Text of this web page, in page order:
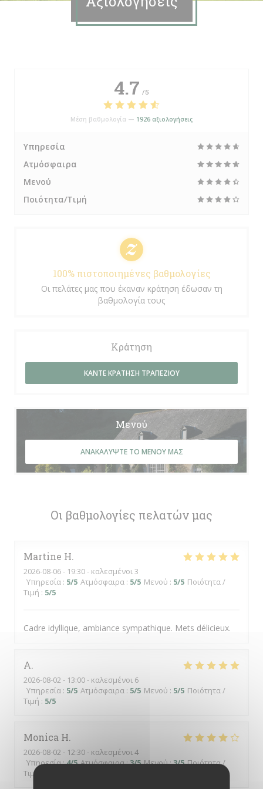
Οι βαθμολογίες πελατών μας
Martine H
2026-08-06- 19:30 - καλεσμένοι 3
Υπηρεσία : 5/5 Ατμόσφαιρα : 5/5 Μενού : 5/5 Ποιότητα /
Τιμή : 5/5
Cadre idyllique, ambiance sympathique. Mets délicieux.
A
2026-08-02- 13:00 - καλεσμένοι 6
Υπηρεσία : 5/5 Ατμόσφαιρα : 5/5 Μενού : 5/5 Ποιότητα /
Τιμή : 5/5
Monica H
2026-08-02 - 12:30 - καλεσμένοι 4
Υπηρεσία:4/5 Ατμόσφαιρα:3/5 Μενού:3/5 Ποιότητα /
Τιμή
4.7 /5
Μέση βαθμολογία — 1926 αξιολογήσεις
Υπηρεσία
Ατμόσφαιρα
Μενού
Ποιότητα/Τιμή
100% πιστοποιημένες βαθμολογίες
Οι πελάτες μας που έκαναν κράτηση έδωσαν τη
βαθμολογία τους
Κράτηση
ΚΆΝΤΕ ΚΡΆΤΗΣΗ ΤΡΑΠΕΖΙΟΎ
Μενού
ΑΝΑΚΑΛΎΨΤΕ ΤΟ ΜΕΝΟΎ ΜΑΣ